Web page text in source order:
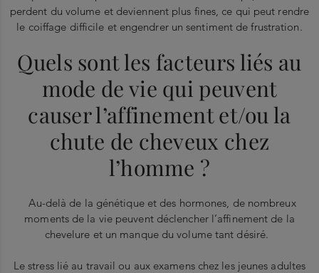
perdent du volume et deviennent plus fines, ce qui peut rendre
le coiffage difficile et engendrer un sentiment de frustration.
Quels sont les facteurs liés au
mode de vie qui peuvent
causer l’affinement et/ou la
chute de cheveux chez
l’homme ?
Au-delà de la génétique et des hormones, de nombreux
moments de la vie peuvent déclencher l’affinement de la
chevelure et un manque du volume tant désiré.
Le stress lié au travail ou aux examens chez les jeunes adultes